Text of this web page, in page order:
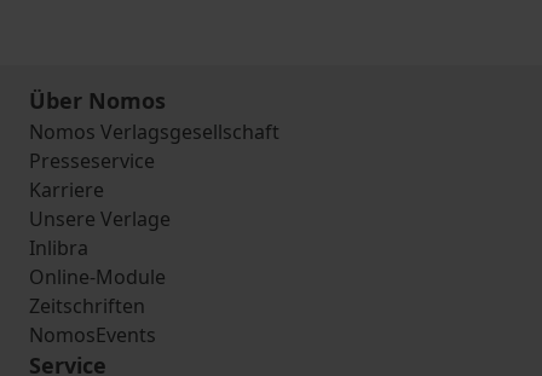
Über Nomos
Nomos Verlagsgesellschaft
Presseservice
Karriere
Unsere Verlage
Inlibra
Online-Module
Zeitschriften
NomosEvents
Service